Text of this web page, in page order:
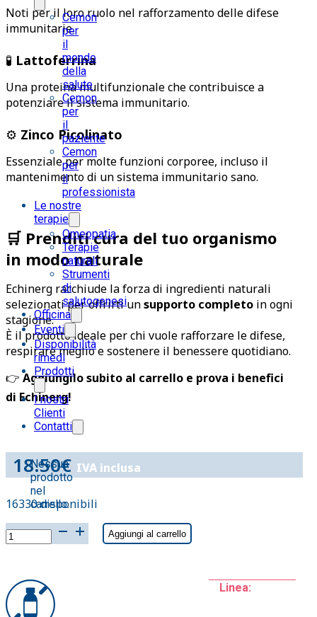
Cemon
per
il
mondo
della
salute
Cemon
per
il
paziente
Cemon
per
il
professionista
Le nostre
terapie
Omeopatia
Terapie
naturali
Strumenti
di
salutogenesi
Officina
Eventi
Disponibilità
rimedi
Prodotti
I nostri
Clienti
Contatti
Nessun
prodotto
nel
carrello.
Noti per il loro ruolo nel rafforzamento delle difese
immunitarie.
🧪 Lattoferrina
Una proteina multifunzionale che contribuisce a
potenziare il sistema immunitario.
⚙️ Zinco Picolinato
Essenziale per molte funzioni corporee, incluso il
mantenimento di un sistema immunitario sano.
🛒 Prenditi cura del tuo organismo
in modo naturale
Echinerg racchiude la forza di ingredienti naturali
selezionati per offrirti unsupporto completo in ogni
stagione.
È il prodotto ideale per chi vuole rafforzare le difese,
respirare meglio e sostenere il benessere quotidiano.
👉Aggiungilo subito al carrello e prova i benefici
di Echinerg!
18.50€ IVA inclusa
16330 disponibili
ECHINERG
soluzione
150
ml
quantità
Aggiungi al carrello
Linea: